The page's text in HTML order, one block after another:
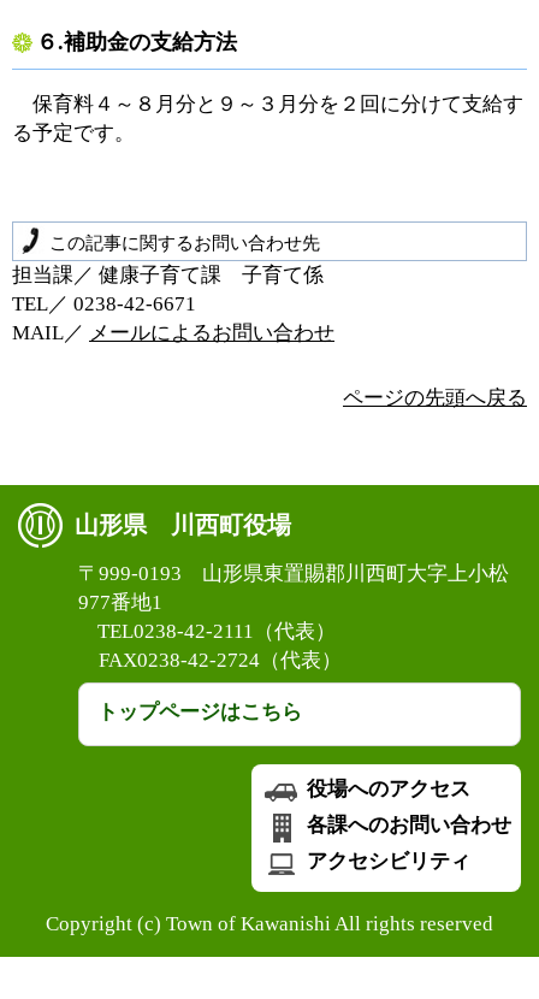
６.補助金の支給方法
保育料４～８月分と９～３月分を２回に分けて支給す
る予定です。
この記事に関するお問い合わせ先
担当課／ 健康子育て課 子育て係
TEL／ 0238‐42‐6671
MAIL／ メールによるお問い合わせ
ページの先頭へ戻る
山形県 川西町役場
〒999-0193 山形県東置賜郡川西町大字上小松
977番地1
TEL0238-42-2111（代表）
FAX0238-42-2724（代表）
トップページはこちら
役場へのアクセス
各課へのお問い合わせ
アクセシビリティ
Copyright (c) Town of Kawanishi All rights reserved